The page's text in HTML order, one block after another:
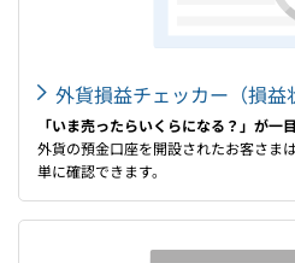
外貨損益チェッカー（損益
「いま売ったらいくらになる？」が一
外貨の預金口座を開設されたお客さま
単に確認できます。